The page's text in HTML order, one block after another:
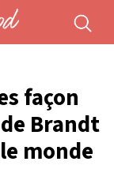
façon
Brandt
monde